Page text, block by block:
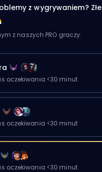
z wygrywaniem? Złe
z naszych PRO graczy.
oczekiwania <30 minut
oczekiwania <30 minut
oczekiwania <30 minut